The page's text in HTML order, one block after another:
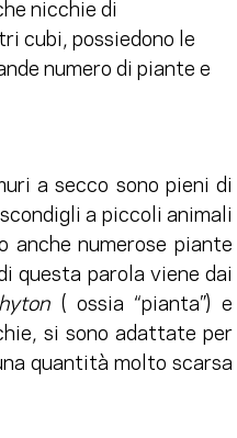
nicchie di
cubi, possiedono le
numero di piante e
a secco sono pieni di
a piccoli animali
numerose piante
questa parola viene dai
( ossia “pianta”) e
si sono adattate per
quantità molto scarsa